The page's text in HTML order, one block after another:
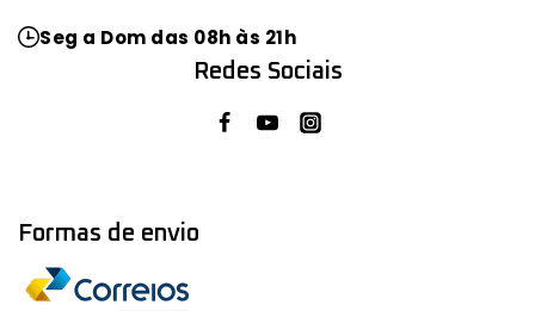
Seg a Dom das 08h às 21h
Redes Sociais
Formas de envio